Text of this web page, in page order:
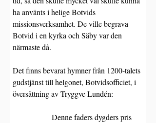
ha använts i helige Botvids
missionsverksamhet. De ville begrava
Botvid i en kyrka och Säby var den
närmaste då.
Det finns bevarat hymner från 1200-talets
gudstjänst till helgonet, Botvidsofficiet, i
översättning av Tryggve Lundén:
Denne faders dygders pris